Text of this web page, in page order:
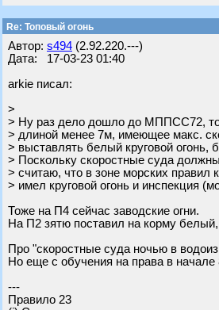
Re: Топовый огонь
Автор: s494 (2.92.220.---)
Дата: 17-03-23 01:40
arkie писал:
>
> Ну раз дело дошло до МППСС72, то
> длиной менее 7м, имеющее макс.
> выставлять белый круговой огонь,
> Поскольку скоростные суда
> считаю, что в зоне морских
> имел круговой огонь и инспекция
Тоже на П4 сейчас заводские огни.
На П2 зятю поставил на корму
Про "скоростные суда ночью в
Но еще с обучения на права в
---
Правило 23